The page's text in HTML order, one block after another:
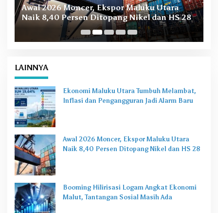
Awal 2026 Moncer, Ekspor Maluku Utara
Naik 8,40 Persen Ditopang Nikel dan HS 28
LAINNYA
Ekonomi Maluku Utara Tumbuh Melambat,
Inflasi dan Pengangguran Jadi Alarm Baru
Awal 2026 Moncer, Ekspor Maluku Utara
Naik 8,40 Persen Ditopang Nikel dan HS 28
Booming Hilirisasi Logam Angkat Ekonomi
Malut, Tantangan Sosial Masih Ada